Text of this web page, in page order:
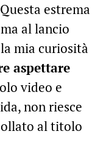
estrema
al lancio
mia curiosità
aspettare
video e
non riesce
al titolo